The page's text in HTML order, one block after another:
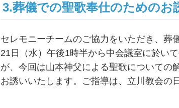
3.葬儀での聖歌奉仕のためのお
セレモニーチームのご協力をいただき、葬
21日（水）午後1時半から中会議室に於い
が、今回は山本神父による聖歌についての
お誘いいたします。ご指導は、立川教会の